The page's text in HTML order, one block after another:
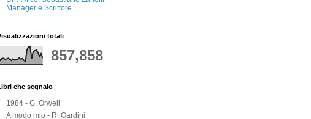
Quintoquarto
Un Amico: Sebastiano Zanolli -
Manager e Scrittore
857,858